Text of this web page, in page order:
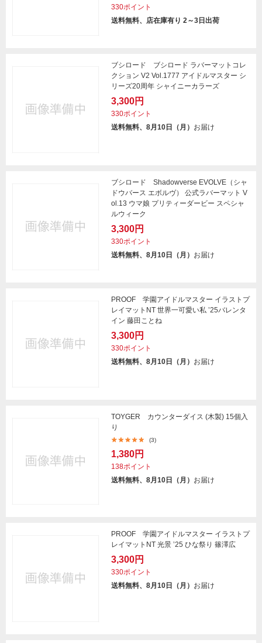
330ポイント
送料無料、店在庫有り 2～3日出荷
ブシロード ブシロード ラバーマットコレ
クション V2 Vol.1777 アイドルマスター シ
リーズ20周年 シャイニーカラーズ
3,300円
330ポイント
送料無料、8月10日（月） お届け
ブシロード Shadowverse EVOLVE（シャ
ドウバース エボルヴ） 公式ラバーマット V
ol.13 ウマ娘 プリティーダービー スペシャ
ルウィーク
3,300円
330ポイント
送料無料、8月10日（月） お届け
PROOF 学園アイドルマスター イラストプ
レイマットNT 世界一可愛い私 ’25バレンタ
イン 藤田ことね
3,300円
330ポイント
送料無料、8月10日（月） お届け
TOYGER カウンターダイス (木製) 15個入
り
(3)
1,380円
138ポイント
送料無料、8月10日（月） お届け
PROOF 学園アイドルマスター イラストプ
レイマットNT 光景 ’25 ひな祭り 篠澤広
3,300円
330ポイント
送料無料、8月10日（月） お届け